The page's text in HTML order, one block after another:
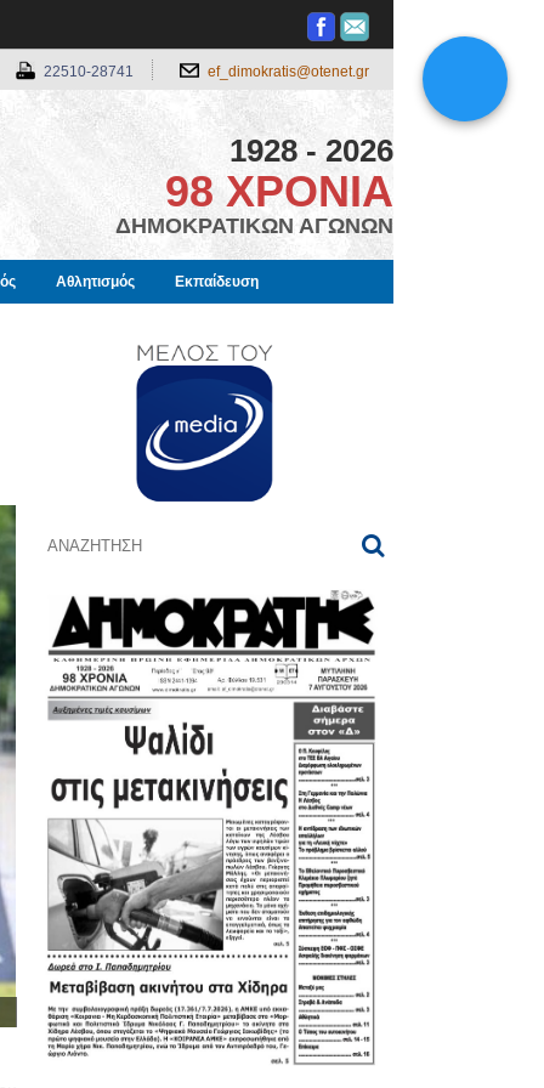
22510-28741 ef_dimokratis@otenet.gr
1928 - 2026
98 ΧΡΟΝΙΑ
ΔΗΜΟΚΡΑΤΙΚΩΝ ΑΓΩΝΩΝ
Αθλητισμός Εκπαίδευση